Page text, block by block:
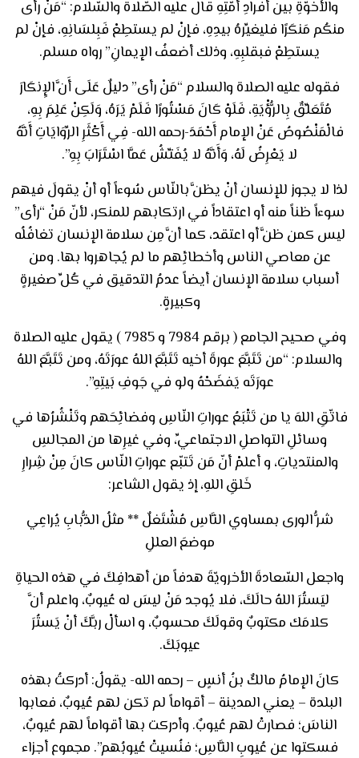
والأخوّةِ بين أفرادِ أمّتِهِ قال عليه الصّلاة والسّلام: “مَنْ رأى
منكُم مَنكَرًا فليغيِّرهُ بيدِهِ، فإنْ لم يستطِعْ فَبِلسَانِهِ، فإنْ لم
يستطِعْ فبقلبِهِ، وذلك أضعفُ الإيمانِ” رواه مسلم.
فقوله عليه الصلاة والسلام “مَنْ رأى” دليلٌ عَلَى أَنَّ الإِنكَارَ
مُتَعَلِّقٌ بِالرُّؤْيَةِ، فَلَوْ كَانَ مَسْتُورًا فَلَمْ يَرَهُ، وَلَكِنْ عَلِمَ بِهِ،
فالْمَنْصُوصُ عَنْ الإمام أَحْمَدَ-رحمه الله- فِي أَكْثَرِ الرِّوَايَاتِ أَنَّهُ
لا يَعْرِضُ لَهُ، وَأَنَّهُ لا يُفَتِّشُ عَمَّا اسْتَرَابَ بِهِ”.
لذا لا يجوز للإنسان أنْ يظنَّ بالنّاس سُوءاً أو أنْ يقولَ فيهم
سوءاً ظناً منه أو اعتقاداً في ارتكابهم للمنكر، لأنّ مَنْ “رأى”
ليس كمن ظنَّ أو اعتقد، كما أنَّ مِن سلامة الإنسان تغافُلُه
عن معاصي الناس وأخطائِهم ما لم يُجاهروا بها. ومن
أسباب سلامة الإنسان أيضاً عدمُ التدقيق في كُلِّ صغيرةٍ
وكبيرةٍ.
وفي صحيح الجامع ( برقم 7984 و 7985 ) يقول عليه الصلاة
والسلام: “من تَتَبَّعَ عورةَ أخيه تَتَبَّعَ اللهُ عورَتَهُ، ومن تَتَبَّعَ اللهُ
عورَتَه يَفضَحْهُ ولو في جَوفِ بَيتِهِ”.
فاتّقِ اللهَ يا من تَتْبَعُ عوراتِ النّاسِ وفضائِحَهم وتَنْشُرُها في
وسائلِ التواصلِ الاجتماعيِّ، وفي غيرِها من المجالسِ
والمنتدياتِ، و أعلمْ أنّ مَن تَتبّع عوراتِ النّاس كانَ مِنْ شِرارِ
خَلقِ اللهِ، إذ يقول الشاعر:
شرُّ الورى بمساوي النَّاسِ مُشْتَغلٌ ** مثلُ الذُّبابِ يُراعِي
موضعَ العللِ
واجعل السّعادةَ الأخرويّةَ هدفاً من أهدافِكَ في هذه الحياةِ
ليَستُرَ اللهُ حالَكَ، فلا يُوجد مَنْ ليسَ له عُيوبٌ، واعلم أنَّ
كلامَك مكتوبٌ وقولَكَ محسوبٌ، و اسألْ ربَّكَ أنْ يَستُرَ
عيوبَكَ.
كانَ الإمامُ مالكٌ بنُ أنسٍ – رحمه الله- يقولُ: أدركتُ بهذه
البلدة – يعني المدينة – أقواماً لم تكن لهم عُيوبٌ، فعابوا
الناسَ؛ فصارتْ لهم عُيوبٌ. وأدركت بها أقواماً لهم عُيوبٌ،
فسكتوا عن عُيوبِ النَّاسِ؛ فنُسيتْ عُيوبُهم”. مجموع أجزاء